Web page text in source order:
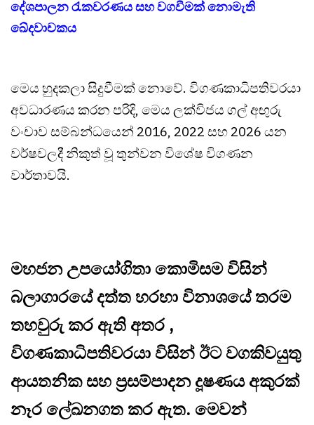
දේශපාලන රැකවරණය සහ වගවීමක් නොමැති
ඛේදවාචකය
මෙය හුදකලා සිදුවීමක් නොවේ. විගණකාධිපතිවරයා
අවධාරණය කරන පරිදි, මෙය ලක්විජය ගල් අඟුරු
වංචාව සම්බන්ධයෙන් 2016, 2022 සහ 2026 යන
වර්ෂවලදී නිකුත් වූ තුන්වන විශේෂ විගණන
වාර්තාවයි.
මහජන උපයෝගිතා කොමිසම විසින්
බලාගාරයේ දත්ත හරහා විනාශයේ තරම
තහවුරු කර ඇති අතර ,
විගණකාධිපතිවරයා විසින් ඊට වගකිවයුතු
ආයතනික සහ ප්‍රසම්පාදන දූෂණය අකුරක්
නෑර ලේඛනගත කර ඇත. මෙවන්